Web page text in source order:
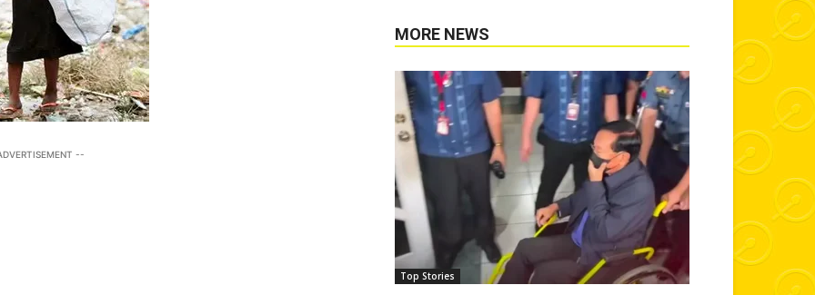
--
MORE NEWS
Top Stories